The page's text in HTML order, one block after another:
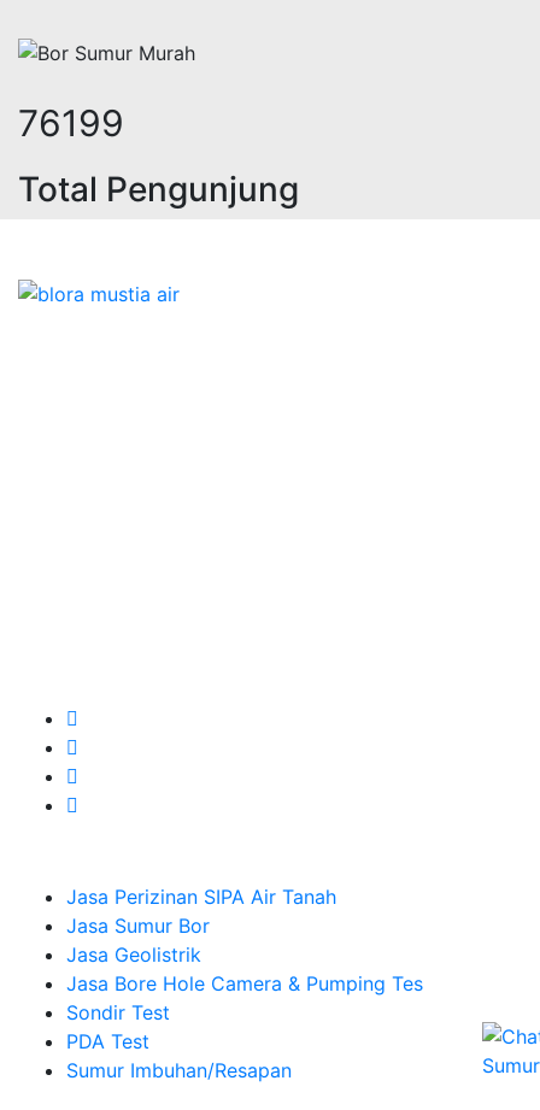
93546
Total Pengunjung
Jasa Perizinan SIPA Air Tanah
Jasa Sumur Bor
Jasa Geolistrik
Jasa Bore Hole Camera & Pumping Tes
Sondir Test
PDA Test
Sumur Imbuhan/Resapan